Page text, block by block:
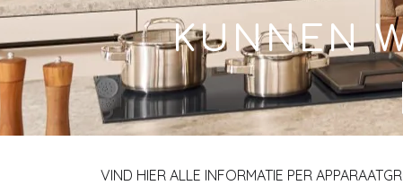
KUNNEN
VIND HIER ALLE INFORMATIE PER